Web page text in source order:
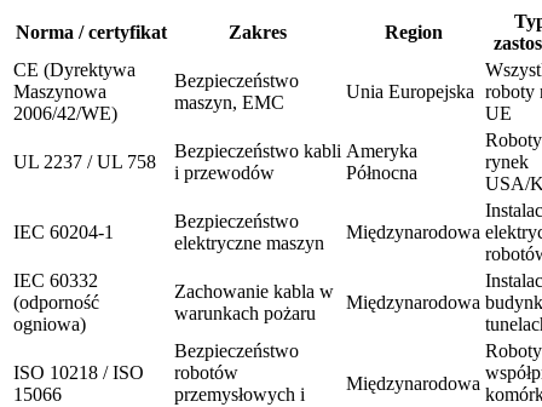
Norma / certyfikat Zakres Region
CE (Dyrektywa
Maszynowa
2006/42/WE)
Bezpieczeństwo
maszyn, EMC
Unia Europejska roboty
UE
UL 2237 / UL 758
Bezpieczeństwo kabli
i przewodów
Ameryka
Północna
rynek
USA/
IEC 60204-1
Bezpieczeństwo
elektryczne maszyn
Międzynarodowa
IEC 60332
(odporność
ogniowa)
Zachowanie kabla w
warunkach pożaru
Międzynarodowa
ISO 10218 / ISO
15066
Bezpieczeństwo
robotów
przemysłowych i
Międzynarodowa
Roboty